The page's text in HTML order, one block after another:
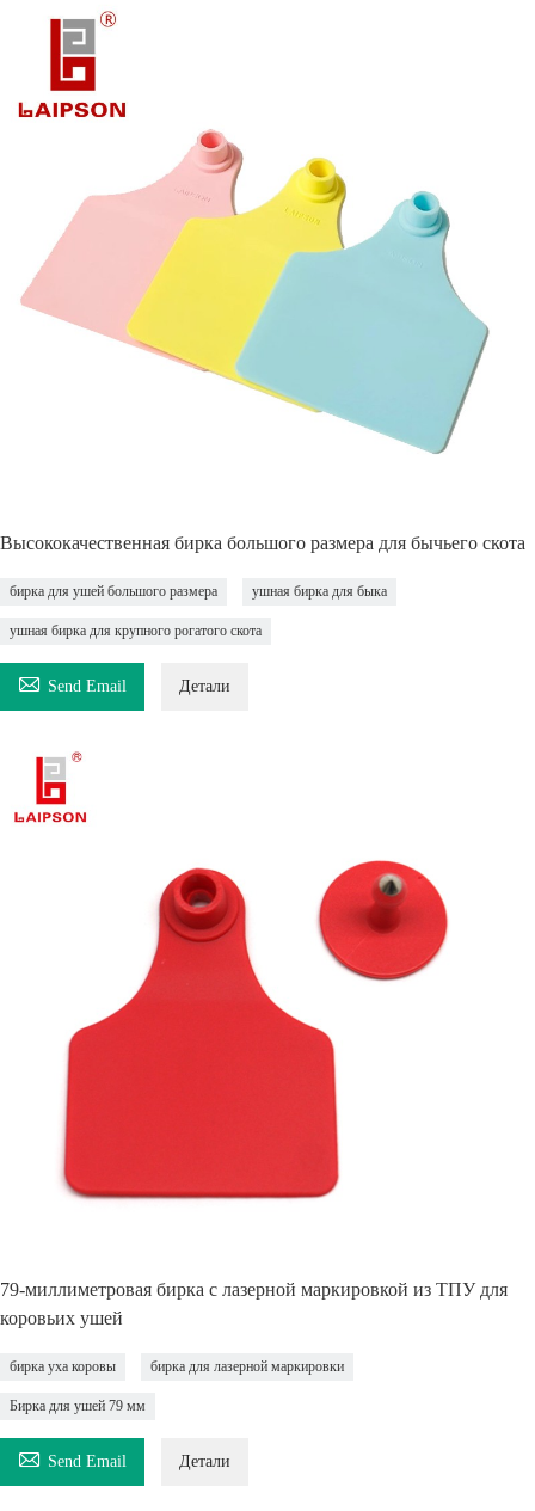
Высококачественная бирка большого размера для бычьего скота
бирка для ушей большого размера ушная бирка для быка
ушная бирка для крупного рогатого скота
 Send Email Детали
79-миллиметровая бирка с лазерной маркировкой из ТПУ для
коровьих ушей
бирка уха коровы бирка для лазерной маркировки
Бирка для ушей 79 мм
 Send Email Детали